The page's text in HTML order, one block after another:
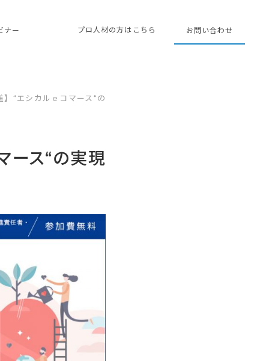
ナー プロ人材の方はこちら お問い合わせ
】“エシカルｅコマース“の
ース“の実現